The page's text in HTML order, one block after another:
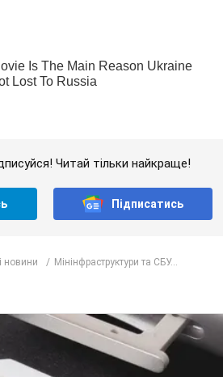
Читай тільки найкраще!
Підписатись
новини Мінінфраструктури та СБУ...